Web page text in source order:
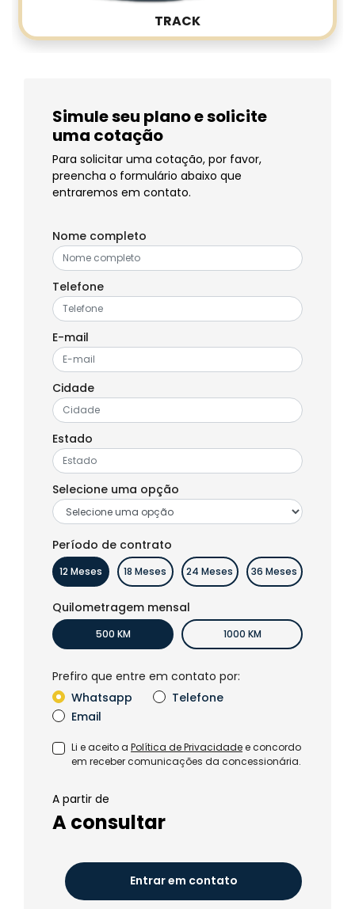
TRACK
Simule seu plano e solicite
uma cotação
Para solicitar uma cotação, por favor,
preencha o formulário abaixo que
entraremos em contato.
Nome completo
Telefone
E-mail
Cidade
Estado
Selecione uma opção
Período de contrato
12 Meses 18 Meses 24 Meses 36 Meses
Quilometragem mensal
500 KM 1000 KM
Prefiro que entre em contato por:
Whatsapp
Telefone
Email
Li e aceito a Política de Privacidadee concordo
em receber comunicações da concessionária.
A partir de
A consultar
Entrar em contato